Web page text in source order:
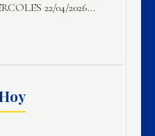
22/04/2026...